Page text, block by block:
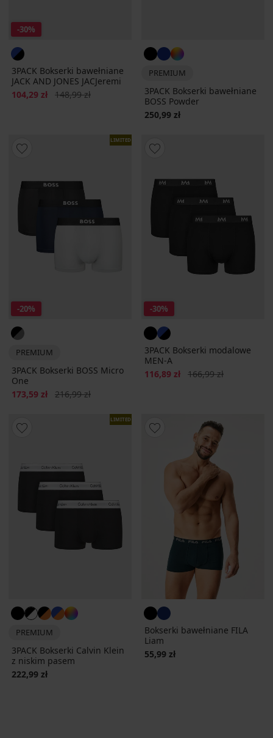
-30%
3PACK Bokserki bawełniane
JACK AND JONES JACJeremi
Zniżka
104,29 zł Pierwotna cena
148,99 zł
PREMIUM
3PACK Bokserki bawełniane
BOSS Powder
250,99 zł
LIMITED
-20%
PREMIUM
3PACK Bokserki BOSS Micro
One
Zniżka
173,59 zł Pierwotna cena
216,99 zł
-30%
3PACK Bokserki modalowe
MEN-A
Zniżka
116,89 zł Pierwotna cena
166,99 zł
LIMITED
PREMIUM
3PACK Bokserki Calvin Klein
z niskim pasem
222,99 zł
Bokserki bawełniane FILA
Liam
55,99 zł